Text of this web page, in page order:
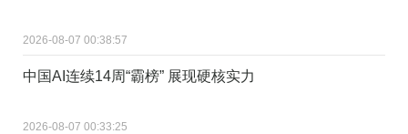
2026-08-07 00:38:57
中国AI连续14周“霸榜” 展现硬核实力
2026-08-07 00:33:25